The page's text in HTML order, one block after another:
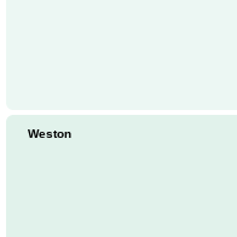
Weston